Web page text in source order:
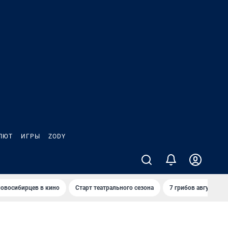
ИГРЫ ZODY
в кино Старт театрального сезона 7 грибов августа